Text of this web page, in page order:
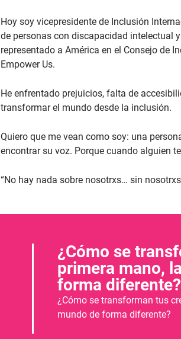
Hoy soy vicepresidente de Inclusión
de personas con discapacidad intelectual
representado a América en el Consejo de
Empower Us.
He enfrentado prejuicios, falta de
transformar el mundo desde la inclusión.
Quiero que me vean como soy: una
encontrar su voz. Porque cuando alguien
“No hay nada sobre nosotrxs… sin
¿Cómo se
primera mano,
forma diferente?
¿Cómo se transforman tus
mundo de forma diferente?